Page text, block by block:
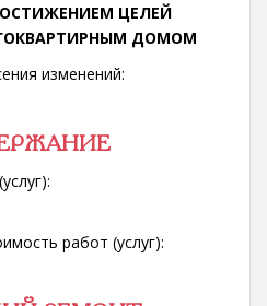
ЦЕЛЕЙ
ДОМОМ
изменений:
работ (услуг):